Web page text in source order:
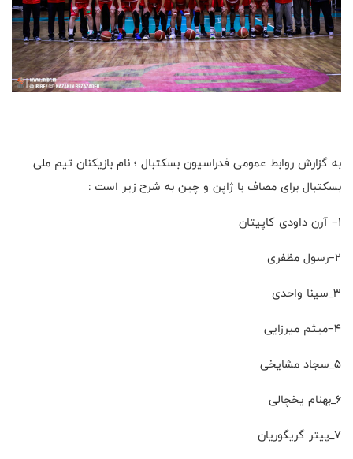
به گزارش روابط عمومی فدراسیون بسکتبال ؛ نام بازیکنان تیم ملی
بسکتبال برای مصاف با ژاپن و چین به شرح زیر است :
۱– آرن داودی کاپیتان
۲–رسول مظفری
۳_سینا واحدی
۴–میثم میرزایی
۵_سجاد مشایخی
۶_بهنام یخچالی
۷_پیتر گریگوریان